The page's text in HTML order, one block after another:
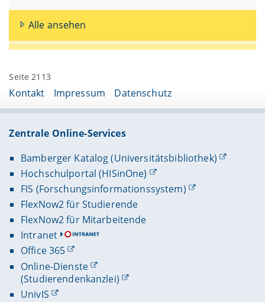
Alle ansehen
Seite 2113
Kontakt Impressum Datenschutz
Zentrale Online-Services
Bamberger Katalog (Universitätsbibliothek)
Hochschulportal (HISinOne)
FIS (Forschungsinformationssystem)
FlexNow2 für Studierende
FlexNow2 für Mitarbeitende
Intranet
Office 365
Online-Dienste
(Studierendenkanzlei)
UnivIS